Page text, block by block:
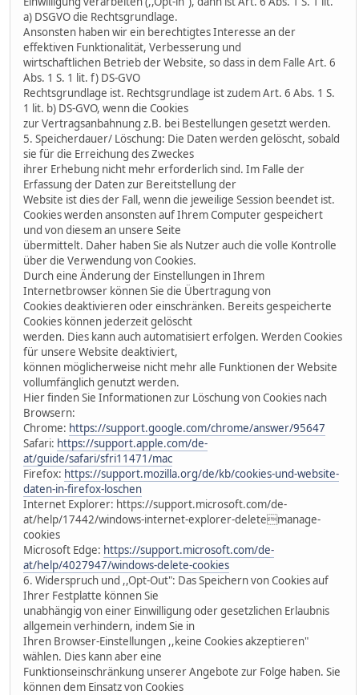
a) DSGVO die Rechtsgrundlage.
Ansonsten haben wir ein berechtigtes Interesse an der
effektiven Funktionalität, Verbesserung und
wirtschaftlichen Betrieb der Website, so dass in dem Falle Art. 6
Abs. 1 S. 1 lit. f) DS-GVO
Rechtsgrundlage ist. Rechtsgrundlage ist zudem Art. 6 Abs. 1 S.
1 lit. b) DS-GVO, wenn die Cookies
zur Vertragsanbahnung z.B. bei Bestellungen gesetzt werden.
5. Speicherdauer/ Löschung: Die Daten werden gelöscht, sobald
sie für die Erreichung des Zweckes
ihrer Erhebung nicht mehr erforderlich sind. Im Falle der
Erfassung der Daten zur Bereitstellung der
Website ist dies der Fall, wenn die jeweilige Session beendet ist.
Cookies werden ansonsten auf Ihrem Computer gespeichert
und von diesem an unsere Seite
übermittelt. Daher haben Sie als Nutzer auch die volle Kontrolle
über die Verwendung von Cookies.
Durch eine Änderung der Einstellungen in Ihrem
Internetbrowser können Sie die Übertragung von
Cookies deaktivieren oder einschränken. Bereits gespeicherte
Cookies können jederzeit gelöscht
werden. Dies kann auch automatisiert erfolgen. Werden Cookies
für unsere Website deaktiviert,
können möglicherweise nicht mehr alle Funktionen der Website
vollumfänglich genutzt werden.
Hier finden Sie Informationen zur Löschung von Cookies nach
Browsern:
Chrome: https://support.google.com/chrome/answer/95647
Safari: https://support.apple.com/de-
at/guide/safari/sfri11471/mac
Firefox: https://support.mozilla.org/de/kb/cookies-und-website-
daten-in-firefox-loschen
Internet Explorer: https://support.microsoft.com/de-
at/help/17442/windows-internet-explorer-deletemanage-
cookies
Microsoft Edge: https://support.microsoft.com/de-
at/help/4027947/windows-delete-cookies
6. Widerspruch und ,,Opt-Out": Das Speichern von Cookies auf
Ihrer Festplatte können Sie
unabhängig von einer Einwilligung oder gesetzlichen Erlaubnis
allgemein verhindern, indem Sie in
Ihren Browser-Einstellungen ,,keine Cookies akzeptieren"
wählen. Dies kann aber eine
Funktionseinschränkung unserer Angebote zur Folge haben. Sie
können dem Einsatz von Cookies